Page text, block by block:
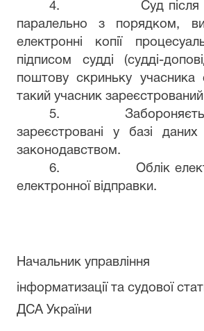
4.
Суд
паралельно з порядком,
електронні копії
підписом судді (судді-
поштову скриньку
такий учасник
5.
зареєстровані у базі
законодавством.
6.
Облік
електронної відправки.
Начальник управління
інформатизації та судової
ДСА України